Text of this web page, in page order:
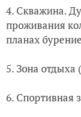
4. Скважина.
проживания
планах
5. Зона отдыха
6. Спортивная